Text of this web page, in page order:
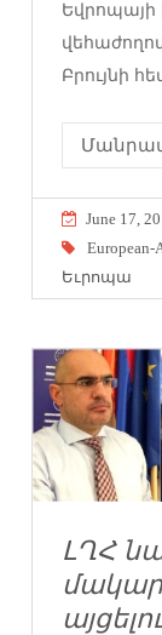
Բրույնի
June 17,
European-
Եւրոպա
ԼՂՀ